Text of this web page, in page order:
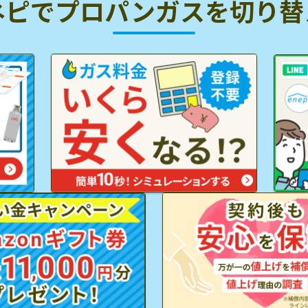
でプロパンガスを切り